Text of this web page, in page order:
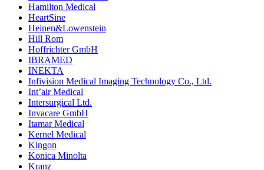
Hamilton Medical
HeartSine
Heinen&Lowenstein
Hill Rom
Hoffrichter GmbH
IBRAMED
INEKTA
Infivision Medical Imaging Technology Co., Ltd.
Int’air Medical
Intersurgical Ltd.
Invacare GmbH
Itamar Medical
Kernel Medical
Kingon
Konica Minolta
Kranz